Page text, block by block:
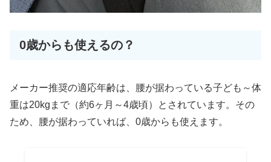
0歳からも使えるの？
メーカー推奨の適応年齢は、腰が据わっている子ども～体
重は20kgまで（約6ヶ月～4歳頃）とされています。その
ため、腰が据わっていれば、0歳からも使えます。